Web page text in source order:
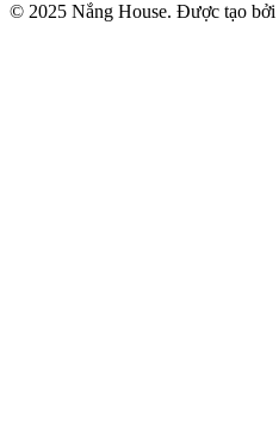
© 2025 Nắng House. Được tạo bởi